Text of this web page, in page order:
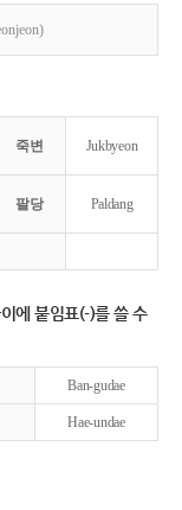
죽변 Jukbyeon
팔당 Paldang
에 붙임표(-)를 쓸 수
Ban-gudae
Hae-undae